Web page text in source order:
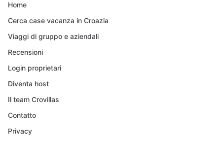
Home
Cerca case vacanza in Croazia
Viaggi di gruppo e aziendali
Recensioni
Login proprietari
Diventa host
Il team Crovillas
Contatto
Privacy